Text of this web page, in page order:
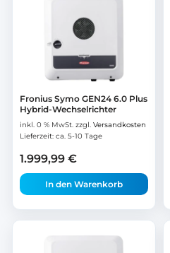
Fronius Symo GEN24 6.0 Plus
Hybrid-Wechselrichter
inkl. 0 % MwSt. zzgl. Versandkosten
Lieferzeit: ca. 5-10 Tage
1.999,99 €
In den Warenkorb